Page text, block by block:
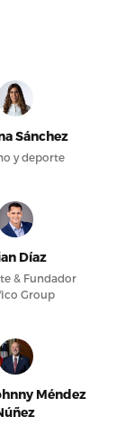
Sánchez
y deporte
Díaz
& Fundador
Group
Méndez